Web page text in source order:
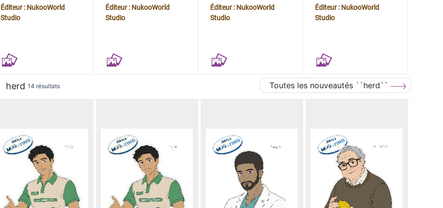
Éditeur : NukooWorld
Studio
Éditeur : NukooWorld
Studio
Éditeur : NukooWorld
Studio
Éditeur : NukooWorld
Studio
herd 14 résultats Toutes les nouveautés ``herd``